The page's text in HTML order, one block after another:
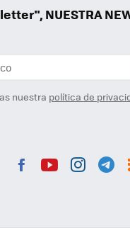
NUESTRA
nuestra política de